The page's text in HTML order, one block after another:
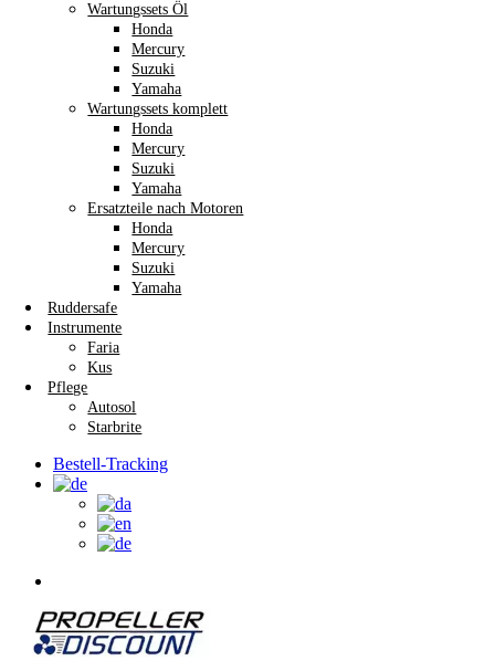
Wartungssets Öl
Honda
Mercury
Suzuki
Yamaha
Wartungssets komplett
Honda
Mercury
Suzuki
Yamaha
Ersatzteile nach Motoren
Honda
Mercury
Suzuki
Yamaha
Ruddersafe
Instrumente
Faria
Kus
Pflege
Autosol
Starbrite
Bestell-Tracking